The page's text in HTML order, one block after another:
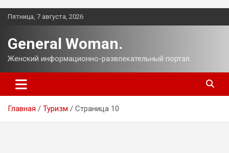
Перейти
Пятница, 7 августа, 2026
General Woman.
Женский информационно-развлекательный портал.
Главная Туризм Страница 10